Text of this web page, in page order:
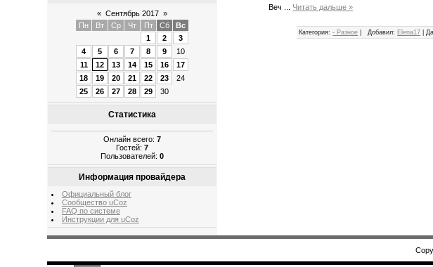
« Сентябрь 2017 »
Пн
Вт Ср Чт Пт Сб
Вс
1
2
3
4
5 6 7 8 9
10
11
12 13 14 15 16
17
18
19 20 21 22 23
24
25
26 27 28 29 30
Статистика
Онлайн всего:7
Гостей:7
Пользователей:0
Информация провайдера
Официальный блог
Сообщество uCoz
FAQ по системе
Инструкции для uCoz
Веч
Читать дальше »
Категория: - Разное Добавил: Elena17